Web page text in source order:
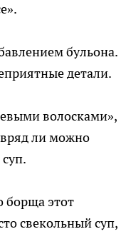
бульона.
детали.
волосками»,
ли можно
борща этот
свекольный суп,